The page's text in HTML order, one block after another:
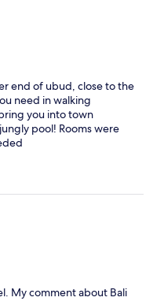
end of ubud, close to the
need in walking
you into town
pool! Rooms were
My comment about Bali